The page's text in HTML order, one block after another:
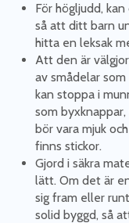
För högljudd,
så att ditt barn
hitta en leksak
Att den är
av smådelar
kan stoppa i
som
bör vara mjuk
finns stickor.
Gjord i säkra
lätt. Om det är
sig fram eller
solid byggd, så